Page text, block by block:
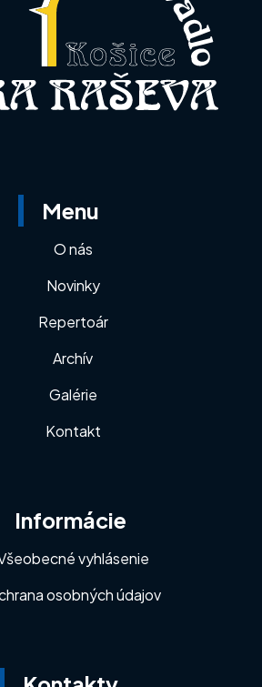
Menu
O nás
Novinky
Repertoár
Archív
Galérie
Kontakt
Informácie
vyhlásenie
osobných údajov